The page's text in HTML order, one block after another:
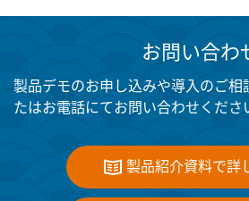
お問い合わ
製品デモのお申し込みや導入のご相
たはお電話にてお問い合わせくださ
製品紹介資料で詳